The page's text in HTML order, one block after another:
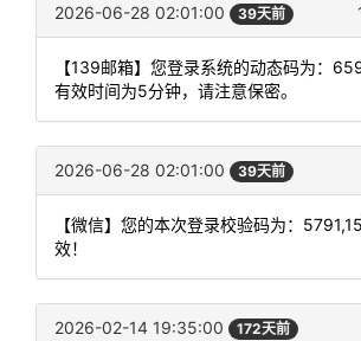
2026-06-28 02:01:00 39天前
【139邮箱】您登录系统的动态码为：
有效时间为5分钟，请注意保密。
2026-06-28 02:01:00 39天前
【微信】您的本次登录校验码为：
效！
2026-02-14 19:35:00 172天前